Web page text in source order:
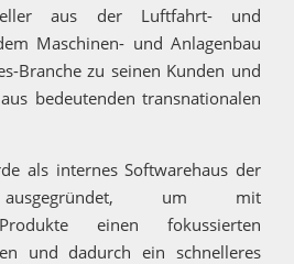
aus der Luftfahrt- und
Maschinen- und Anlagenbau
Branche zu seinen Kunden und
bedeutenden transnationalen
als internes Softwarehaus der
ausgegründet, um mit
einen fokussierten
und dadurch ein schnelleres